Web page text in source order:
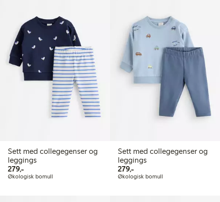
Sett med collegegenser og
leggings
279,-279,00 kr
Økologisk bomull
Sett med collegegenser og
leggings
279,-279,00 kr
Økologisk bomull